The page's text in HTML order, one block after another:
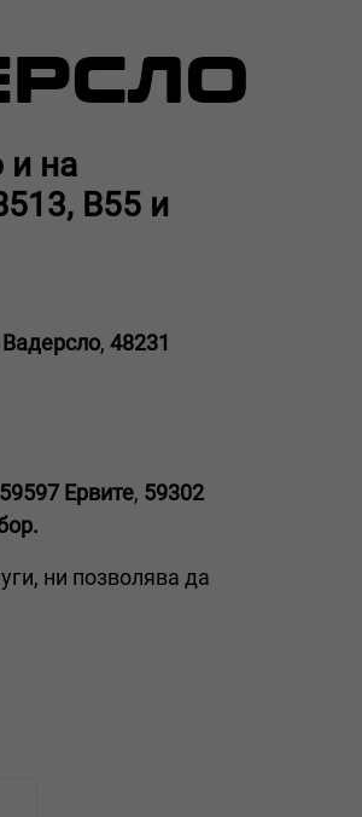
и на
B55 и
, 48231
59597 Ервите, 59302
ни позволява да